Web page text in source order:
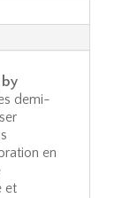
demi-
en
et